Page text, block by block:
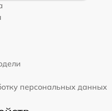
персональных данных